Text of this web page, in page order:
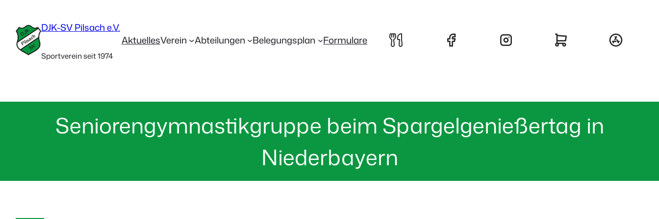
DJK-SV Pilsach e.V.
Sportverein seit 1974
AktuellesVerein Abteilungen Belegungsplan Formulare
Seniorengymnastikgruppe beim Spargelgenießertag in
Niederbayern